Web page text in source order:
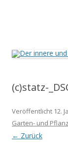
(c)statz-
Veröffentlicht 12.
Garten- und
← Zurück